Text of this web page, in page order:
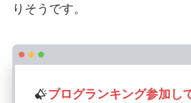
りそうです。
ブログランキング参加し